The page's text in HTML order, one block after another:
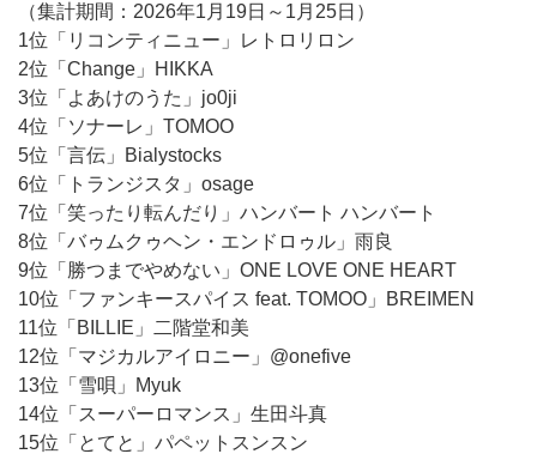
（集計期間：2026年1月19日～1月25日）
1位「リコンティニュー」レトロリロン
2位「Change」HIKKA
3位「よあけのうた」jo0ji
4位「ソナーレ」TOMOO
5位「言伝」Bialystocks
6位「トランジスタ」osage
7位「笑ったり転んだり」ハンバート ハンバート
8位「バゥムクゥヘン・エンドロゥル」雨良
9位「勝つまでやめない」ONE LOVE ONE HEART
10位「ファンキースパイス feat. TOMOO」BREIMEN
11位「BILLIE」二階堂和美
12位「マジカルアイロニー」@onefive
13位「雪唄」Myuk
14位「スーパーロマンス」生田斗真
15位「とてと」パペットスンスン